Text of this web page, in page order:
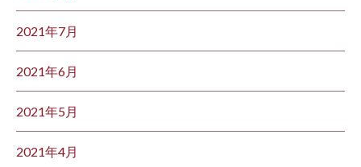
2021年7月
2021年6月
2021年5月
2021年4月